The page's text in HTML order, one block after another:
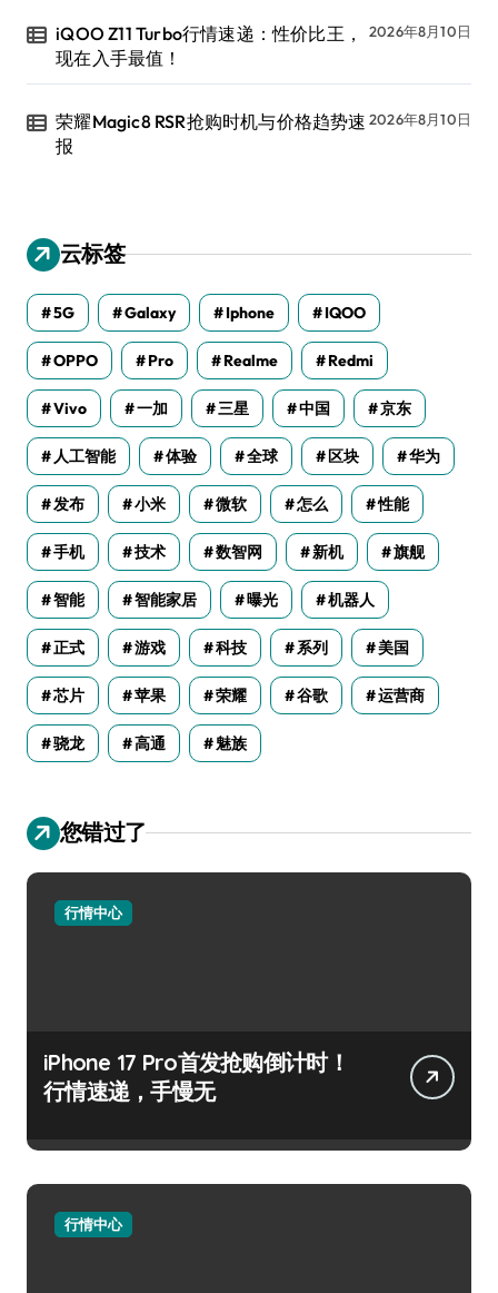
iQOO Z11 Turbo行情速递：性价比王，
现在入手最值！
2026年8月10日
荣耀Magic8 RSR抢购时机与价格趋势速
报
2026年8月10日
云标签
5G Galaxy Iphone IQOO
OPPO Pro Realme Redmi
Vivo 一加 三星 中国 京东
人工智能 体验 全球 区块 华为
发布 小米 微软 怎么 性能
手机 技术 数智网 新机 旗舰
智能 智能家居 曝光 机器人
正式 游戏 科技 系列 美国
芯片 苹果 荣耀 谷歌 运营商
骁龙 高通 魅族
您错过了
行情中心
iPhone 17 Pro首发抢购倒计时！
行情速递，手慢无
行情中心